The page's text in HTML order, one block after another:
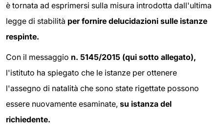
è tornata ad esprimersi sulla misura introdotta dall'ultima
legge di stabilità per fornire delucidazioni sulle istanze
respinte.
Con il messaggio n. 5145/2015 (qui sotto allegato),
l'istituto ha spiegato che le istanze per ottenere
l'assegno di natalità che sono state rigettate possono
essere nuovamente esaminate, su istanza del
richiedente.